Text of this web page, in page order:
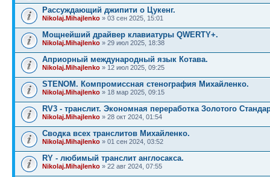
Рассуждающий джипити о Цукенг.
Nikolaj.Mihajlenko » 03 сен 2025, 15:01
Мощнейший драйвер клавиатуры QWERTY+.
Nikolaj.Mihajlenko » 29 июл 2025, 18:38
Априорный международный язык Котава.
Nikolaj.Mihajlenko » 12 июл 2025, 09:25
STENOM. Компромиссная стенография Михайленко.
Nikolaj.Mihajlenko » 18 мар 2025, 09:15
RV3 - транслит. Экономная переработка Золотого
Nikolaj.Mihajlenko » 28 окт 2024, 01:54
Сводка всех транслитов Михайленко.
Nikolaj.Mihajlenko » 01 сен 2024, 03:52
RY - любимый транслит англосакса.
Nikolaj.Mihajlenko » 22 авг 2024, 07:55